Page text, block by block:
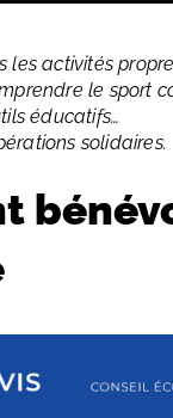
les activités
le sport
éducatifs…
solidaires.